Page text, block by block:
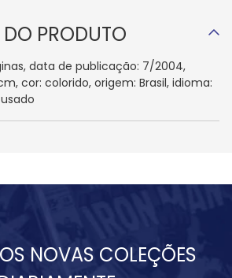
PRODUTO
data de publicação: 7/2004,
cor: colorido, origem: Brasil, idioma:
NOVAS COLEÇÕES